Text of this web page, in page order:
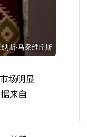
斯·马采维丘斯
场明显
来自